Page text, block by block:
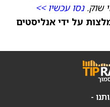
שוק.נסו עכשיו >>
על ידי אנליסטים
-